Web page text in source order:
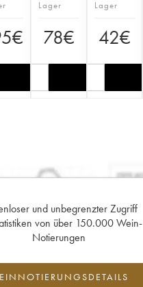
€
Lager
78€
Lager
42€
und unbegrenzter Zugriff
von über 150.000 Wein-
Notierungen